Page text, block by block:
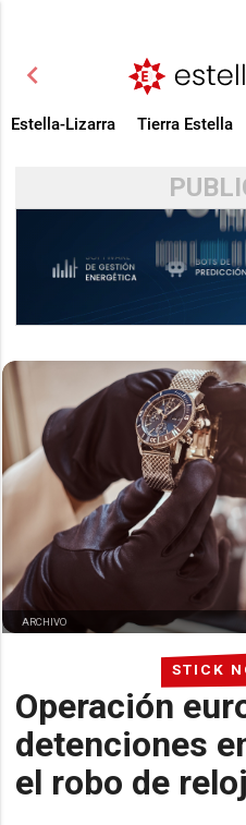
chevron_left
Estella-Lizarra Tierra Estella
STICK
Operación
detenciones
el robo de
ARCHIVO